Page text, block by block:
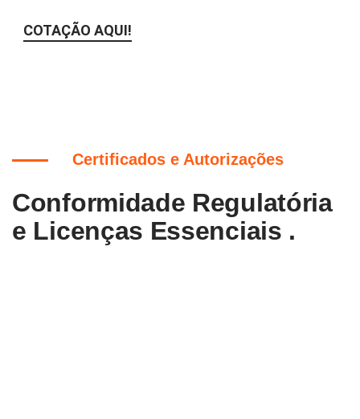
COTAÇÃO AQUI!
Certificados e Autorizações
Conformidade Regulatória
e Licenças Essenciais .